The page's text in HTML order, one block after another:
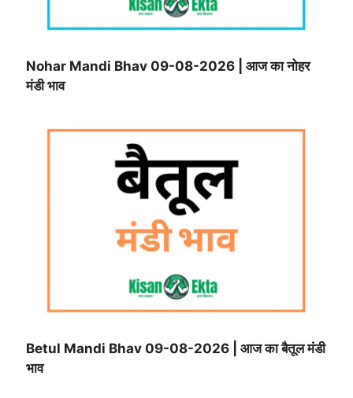
Nohar Mandi Bhav 09-08-2026 | आज का नोहर
मंडी भाव
Betul Mandi Bhav 09-08-2026 | आज का बैतूल मंडी
भाव